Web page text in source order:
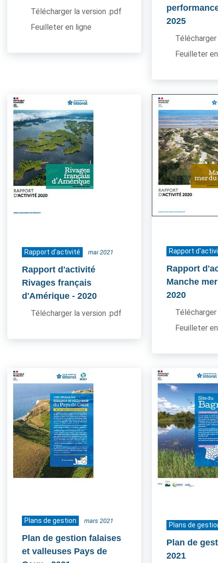
Télécharger la version .pdf
Feuilleter en ligne
2025
Feuilleter
Rapport d'activité mai 2021
Rapport d'activité
Rivages français
d'Amérique - 2020
Télécharger la version .pdf
Rapport
Rapport
Manche
2020
Feuilleter
Plans de gestion mars 2021
Plan de gestion falaises
et valleuses Pays de
Plans de
Plan de
2021